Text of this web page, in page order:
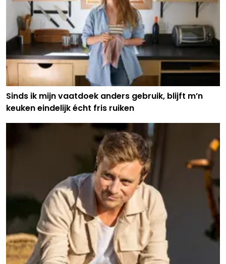
Sinds ik mijn vaatdoek anders gebruik, blijft m’n
keuken eindelijk écht fris ruiken